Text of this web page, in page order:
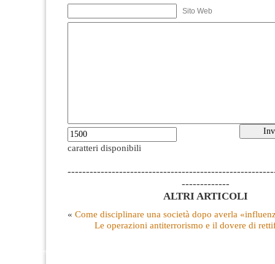
Sito Web
caratteri disponibili
-------------
ALTRI ARTICOLI
« Come disciplinare una società dopo averla
Le operazioni antiterrorismo e il dovere di